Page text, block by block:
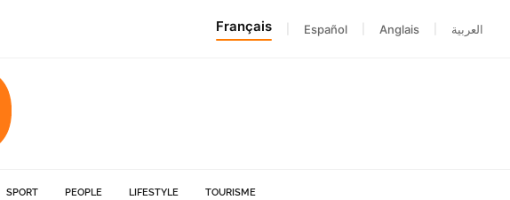
Français Español Anglais العربية
SPORT PEOPLE LIFESTYLE TOURISME